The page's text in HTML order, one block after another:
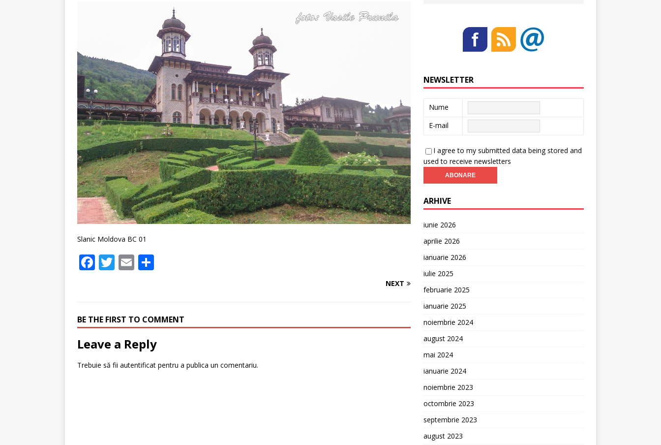
Slanic Moldova BC 01
F
a
b
o
k
T
w
r
E
m
a
z
ă
NEXT
BE THE FIRST TO COMMENT
Leave a Reply
Trebuie să fii autentificat pentru a publica un comentariu.
NEWSLETTER
Nume
E-mail
I agree to my submitted data being stored and
used to receive newsletters
ARHIVE
iunie 2026
aprilie 2026
ianuarie 2026
iulie 2025
februarie 2025
ianuarie 2025
noiembrie 2024
august 2024
mai 2024
ianuarie 2024
noiembrie 2023
octombrie 2023
septembrie 2023
august 2023